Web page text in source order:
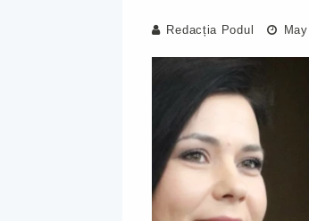
Redacția Podul